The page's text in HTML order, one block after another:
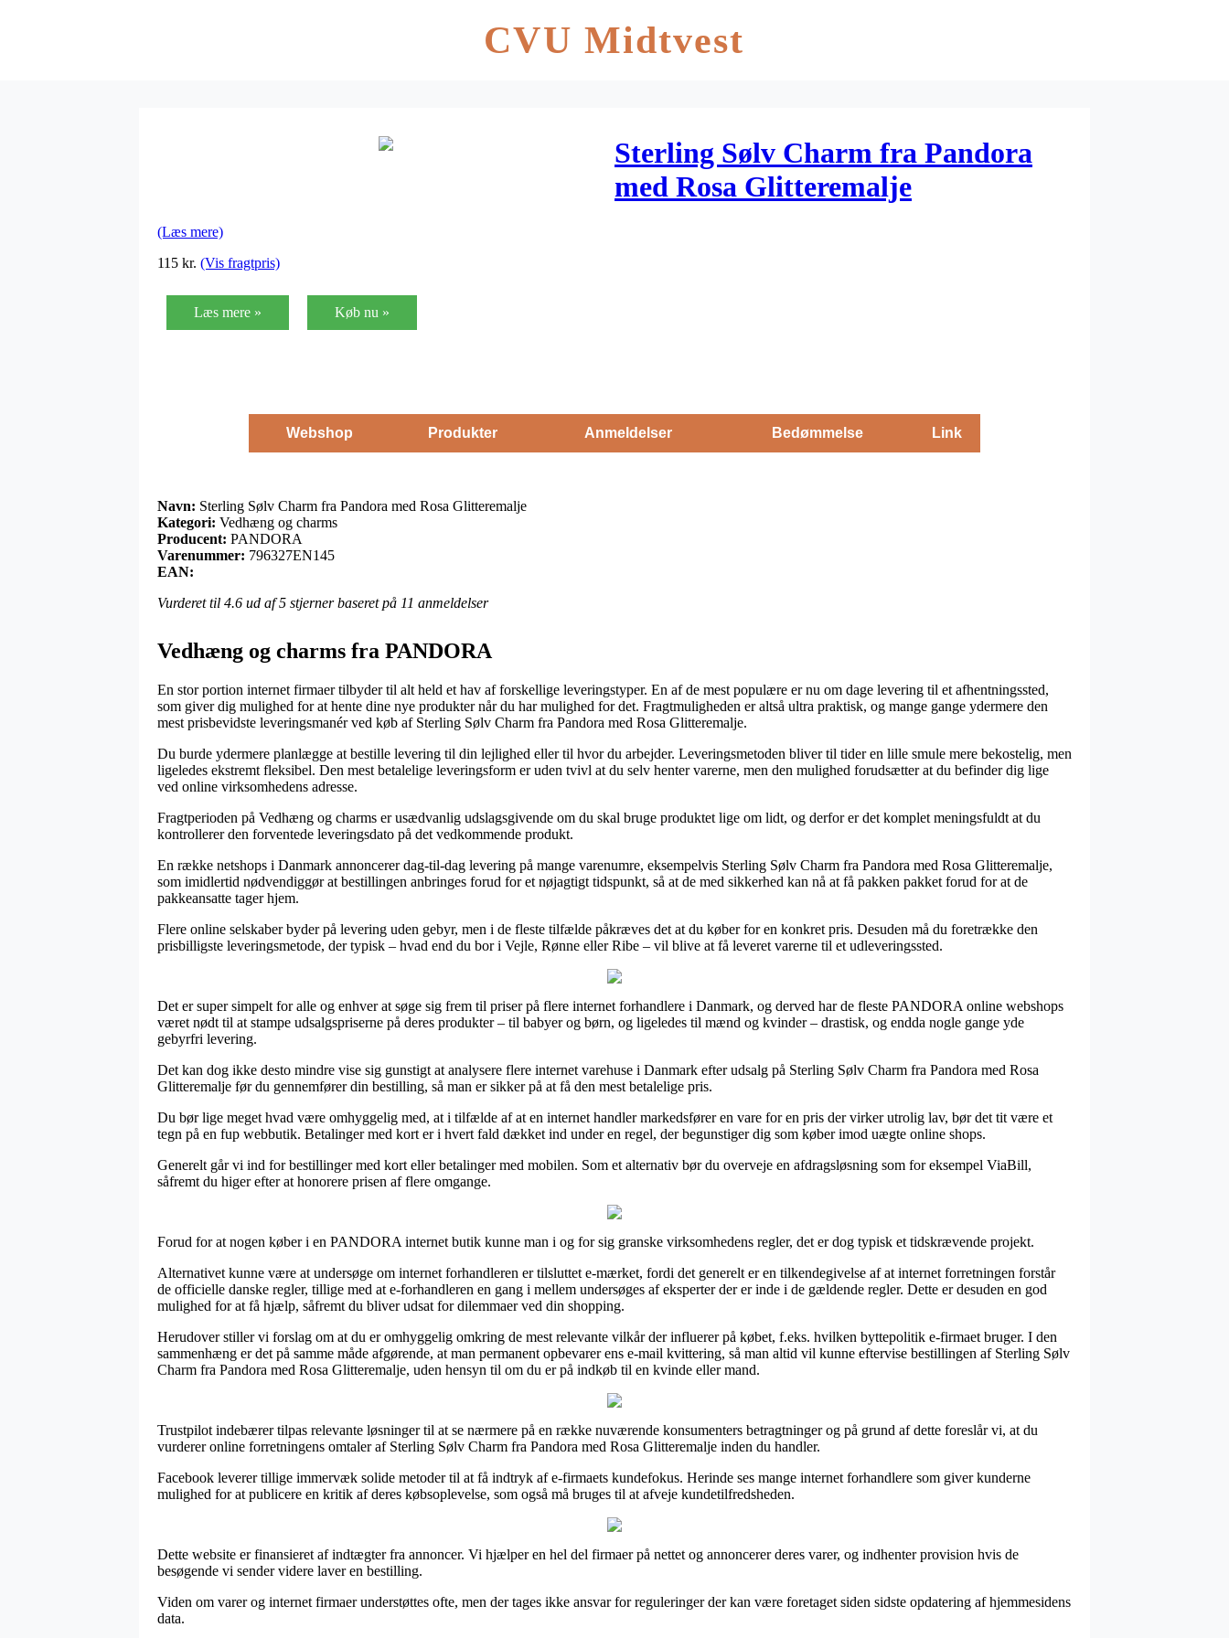
CVU Midtvest
Sterling Sølv Charm fra Pandora
med Rosa Glitteremalje
(Læs mere)
115 kr. (Vis fragtpris)
Læs mere » Køb nu »
Webshop Produkter Anmeldelser Bedømmelse Link
Navn: Sterling Sølv Charm fra Pandora med Rosa Glitteremalje
Kategori: Vedhæng og charms
Producent: PANDORA
Varenummer: 796327EN145
EAN:
Vurderet til 4.6 ud af 5 stjerner baseret på 11 anmeldelser
Vedhæng og charms fra PANDORA
En stor portion internet firmaer tilbyder til alt held et hav af forskellige leveringstyper. En af de mest populære er nu om dage levering til et afhentningssted,
som giver dig mulighed for at hente dine nye produkter når du har mulighed for det. Fragtmuligheden er altså ultra praktisk, og mange gange ydermere den
mest prisbevidste leveringsmanér ved køb af Sterling Sølv Charm fra Pandora med Rosa Glitteremalje.
Du burde ydermere planlægge at bestille levering til din lejlighed eller til hvor du arbejder. Leveringsmetoden bliver til tider en lille smule mere bekostelig, men
ligeledes ekstremt fleksibel. Den mest betalelige leveringsform er uden tvivl at du selv henter varerne, men den mulighed forudsætter at du befinder dig lige
ved online virksomhedens adresse.
Fragtperioden på Vedhæng og charms er usædvanlig udslagsgivende om du skal bruge produktet lige om lidt, og derfor er det komplet meningsfuldt at du
kontrollerer den forventede leveringsdato på det vedkommende produkt.
En række netshops i Danmark annoncerer dag-til-dag levering på mange varenumre, eksempelvis Sterling Sølv Charm fra Pandora med Rosa Glitteremalje,
som imidlertid nødvendiggør at bestillingen anbringes forud for et nøjagtigt tidspunkt, så at de med sikkerhed kan nå at få pakken pakket forud for at de
pakkeansatte tager hjem.
Flere online selskaber byder på levering uden gebyr, men i de fleste tilfælde påkræves det at du køber for en konkret pris. Desuden må du foretrække den
prisbilligste leveringsmetode, der typisk – hvad end du bor i Vejle, Rønne eller Ribe – vil blive at få leveret varerne til et udleveringssted.
Det er super simpelt for alle og enhver at søge sig frem til priser på flere internet forhandlere i Danmark, og derved har de fleste PANDORA online webshops
været nødt til at stampe udsalgspriserne på deres produkter – til babyer og børn, og ligeledes til mænd og kvinder – drastisk, og endda nogle gange yde
gebyrfri levering.
Det kan dog ikke desto mindre vise sig gunstigt at analysere flere internet varehuse i Danmark efter udsalg på Sterling Sølv Charm fra Pandora med Rosa
Glitteremalje før du gennemfører din bestilling, så man er sikker på at få den mest betalelige pris.
Du bør lige meget hvad være omhyggelig med, at i tilfælde af at en internet handler markedsfører en vare for en pris der virker utrolig lav, bør det tit være et
tegn på en fup webbutik. Betalinger med kort er i hvert fald dækket ind under en regel, der begunstiger dig som køber imod uægte online shops.
Generelt går vi ind for bestillinger med kort eller betalinger med mobilen. Som et alternativ bør du overveje en afdragsløsning som for eksempel ViaBill,
såfremt du higer efter at honorere prisen af flere omgange.
Forud for at nogen køber i en PANDORA internet butik kunne man i og for sig granske virksomhedens regler, det er dog typisk et tidskrævende projekt.
Alternativet kunne være at undersøge om internet forhandleren er tilsluttet e-mærket, fordi det generelt er en tilkendegivelse af at internet forretningen forstår
de officielle danske regler, tillige med at e-forhandleren en gang i mellem undersøges af eksperter der er inde i de gældende regler. Dette er desuden en god
mulighed for at få hjælp, såfremt du bliver udsat for dilemmaer ved din shopping.
Herudover stiller vi forslag om at du er omhyggelig omkring de mest relevante vilkår der influerer på købet, f.eks. hvilken byttepolitik e-firmaet bruger. I den
sammenhæng er det på samme måde afgørende, at man permanent opbevarer ens e-mail kvittering, så man altid vil kunne eftervise bestillingen af Sterling Sølv
Charm fra Pandora med Rosa Glitteremalje, uden hensyn til om du er på indkøb til en kvinde eller mand.
Trustpilot indebærer tilpas relevante løsninger til at se nærmere på en række nuværende konsumenters betragtninger og på grund af dette foreslår vi, at du
vurderer online forretningens omtaler af Sterling Sølv Charm fra Pandora med Rosa Glitteremalje inden du handler.
Facebook leverer tillige immervæk solide metoder til at få indtryk af e-firmaets kundefokus. Herinde ses mange internet forhandlere som giver kunderne
mulighed for at publicere en kritik af deres købsoplevelse, som også må bruges til at afveje kundetilfredsheden.
Dette website er finansieret af indtægter fra annoncer. Vi hjælper en hel del firmaer på nettet og annoncerer deres varer, og indhenter provision hvis de
besøgende vi sender videre laver en bestilling.
Viden om varer og internet firmaer understøttes ofte, men der tages ikke ansvar for reguleringer der kan være foretaget siden sidste opdatering af hjemmesidens
data.